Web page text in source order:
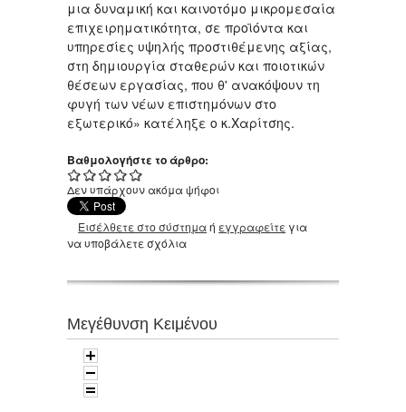
μια δυναμική και καινοτόμο μικρομεσαία
επιχειρηματικότητα, σε προϊόντα και
υπηρεσίες υψηλής προστιθέμενης αξίας,
στη δημιουργία σταθερών και ποιοτικών
θέσεων εργασίας, που θ' ανακόψουν τη
φυγή των νέων επιστημόνων στο
εξωτερικό» κατέληξε ο κ.Χαρίτσης.
Βαθμολογήστε το άρθρο:
Δεν υπάρχουν ακόμα ψήφοι
Εισέλθετε στο σύστημαή εγγραφείτε για
να υποβάλετε σχόλια
Μεγέθυνση Κειμένου